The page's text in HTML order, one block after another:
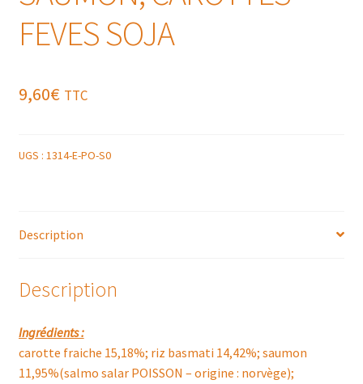
FEVES SOJA
9,60€ TTC
UGS : 1314-E-PO-S0
Description
Description
Ingrédients :
carotte fraiche 15,18%; riz basmati 14,42%; saumon
11,95%(salmo salar POISSON – origine : norvège);